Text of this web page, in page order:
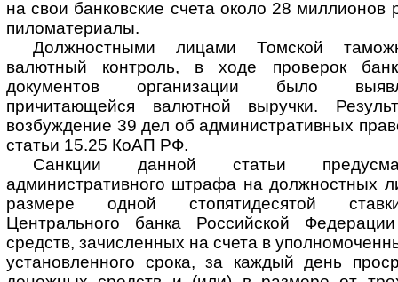
на свои банковские счета около 28 миллионов
пиломатериалы.
Должностными лицами Томской
валютный контроль, в ходе проверок
документов организации было
причитающейся валютной выручки.
возбуждение 39 дел об административных
статьи 15.25 КоАП РФ.
Санкции данной статьи
административного штрафа на должностных
размере одной стопятидесятой
Центрального банка Российской
средств, зачисленных на счета в
установленного срока, за каждый день